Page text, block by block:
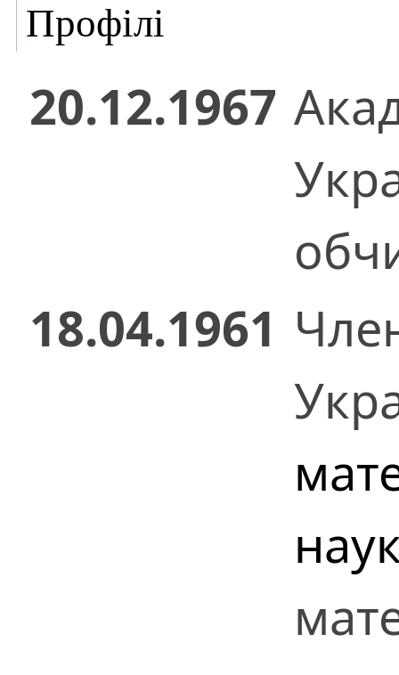
Профілі
20.12.1967
18.04.1961